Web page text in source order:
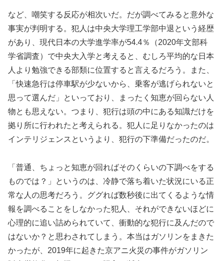
など、嘲笑する反応が相次いだ。だが調べてみると意外な
事実が判明する。犯人は中央大学理工学部中退という経歴
があり、現代日本の大学進学率が54.4％（2020年文部科
学省調査）で中央大入学と考えると、むしろ平均的な日本
人より勉強できる部類に位置すると言えるだろう。また、
「快速急行は停車駅が少ないから、乗客が逃げられないと
思って選んだ」といっており、まったく知恵が回らない人
物とも思えない。つまり、犯行は頭の中にある知識だけを
拠り所に行われたと考えられる。犯人に足りなかったのは
インテリジェンスというより、犯行の下準備だったのだ。
「普通、ちょっと知恵が回ればそのくらいの下調べをする
ものでは？」というのは、冷静で落ち着いた状況にいる正
常な人の思考だろう。ググれば数秒後に出てくるような情
報を調べることをしなかった犯人、それができないほどに
心理的に追い詰められていて、衝動的な犯行に及んだので
はないか？と思わされてしまう。本当はガソリンをまきた
かったが、2019年に起きた京アニ火災の事件がガソリン